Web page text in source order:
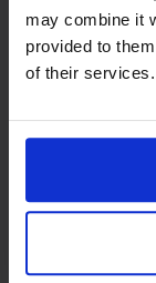
may combine it
provided to
of their services.
We
- Sander,
Van
Zo is
oplossing voor
heel Europa.
multichannel